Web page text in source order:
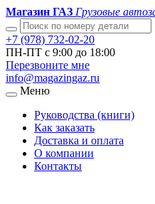
Магазин ГАЗ Грузовые
+7 (978) 732-02-20
ПН-ПТ с 9:00 до 18:00
Перезвоните мне
info@magazingaz.ru
Меню
Руководства (книги)
Как заказать
Доставка и оплата
О компании
Контакты